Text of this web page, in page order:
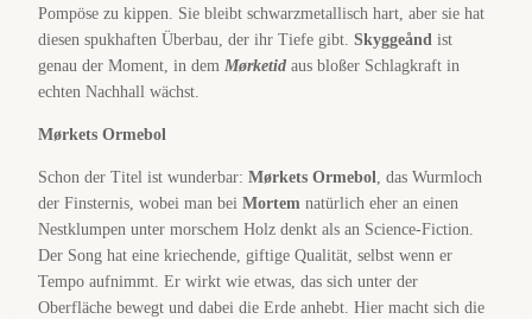
Pompöse zu kippen. Sie bleibt schwarzmetallisch hart, aber sie hat
diesen spukhaften Überbau, der ihr Tiefe gibt. Skyggeånd ist
genau der Moment, in dem Mørketid aus bloßer Schlagkraft in
echten Nachhall wächst.
Mørkets Ormebol
Schon der Titel ist wunderbar: Mørkets Ormebol, das Wurmloch
der Finsternis, wobei man bei Mortem natürlich eher an einen
Nestklumpen unter morschem Holz denkt als an Science-Fiction.
Der Song hat eine kriechende, giftige Qualität, selbst wenn er
Tempo aufnimmt. Er wirkt wie etwas, das sich unter der
Oberfläche bewegt und dabei die Erde anhebt. Hier macht sich die